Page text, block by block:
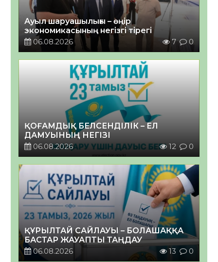
Ауыл шаруашылығы – өңір
экономикасының негізгі тірегі
06.08.2026
7 0
ҚОҒАМДЫҚ БЕЛСЕНДІЛІК – ЕЛ
ДАМУЫНЫҢ НЕГІЗІ
06.08.2026
12 0
ҚҰРЫЛТАЙ САЙЛАУЫ – БОЛАШАҚҚА
БАСТАР ЖАУАПТЫ ТАҢДАУ
06.08.2026
13 0